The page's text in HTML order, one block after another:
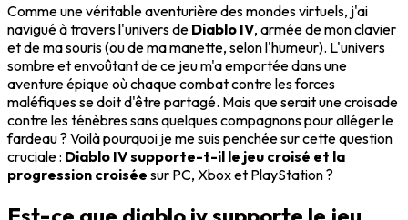
Comme une véritable aventurière des mondes virtuels, j'ai
navigué à travers l'univers de Diablo IV, armée de mon clavier
et de ma souris (ou de ma manette, selon l'humeur). L'univers
sombre et envoûtant de ce jeu m'a emportée dans une
aventure épique où chaque combat contre les forces
maléfiques se doit d'être partagé. Mais que serait une croisade
contre les ténèbres sans quelques compagnons pour alléger le
fardeau ? Voilà pourquoi je me suis penchée sur cette question
cruciale : Diablo IV supporte-t-il le jeu croisé et la
progression croisée sur PC, Xbox et PlayStation ?